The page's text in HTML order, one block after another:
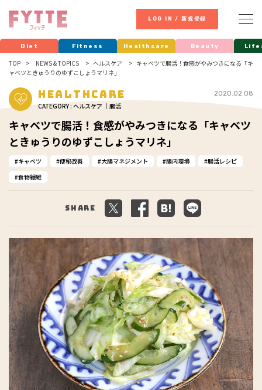
LOG IN / 新規登録
Diet Fitness Healthcare Beauty
TOP NEWS & TOPICS ヘルスケア
キャベツで腸活！食感がやみつきになる「キ
ャベツときゅうりのゆずこしょうマリネ」
Healthcare
CATEGORY : ヘルスケア ｜腸活
2020.02.08
キャベツで腸活！食感がやみつきになる「キャベツ
ときゅうりのゆずこしょうマリネ」
キャベツ 便秘改善 大腸マネジメント 腸内環境
腸活レシピ
食物繊維
Share